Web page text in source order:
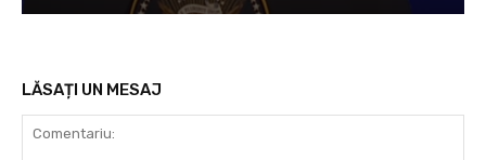
LĂSAȚI UN MESAJ